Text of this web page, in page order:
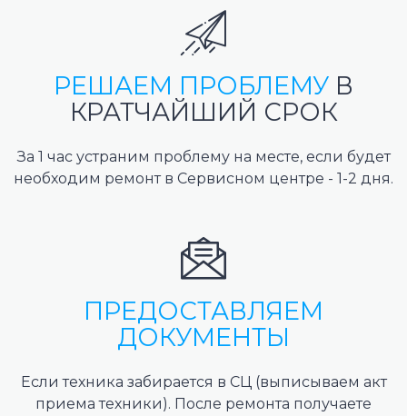
РЕШАЕМ ПРОБЛЕМУ В
КРАТЧАЙШИЙ СРОК
За 1 час устраним проблему на месте, если будет
необходим ремонт в Сервисном центре - 1-2 дня.
ПРЕДОСТАВЛЯЕМ
ДОКУМЕНТЫ
Если техника забирается в СЦ (выписываем акт
приема техники). После ремонта получаете